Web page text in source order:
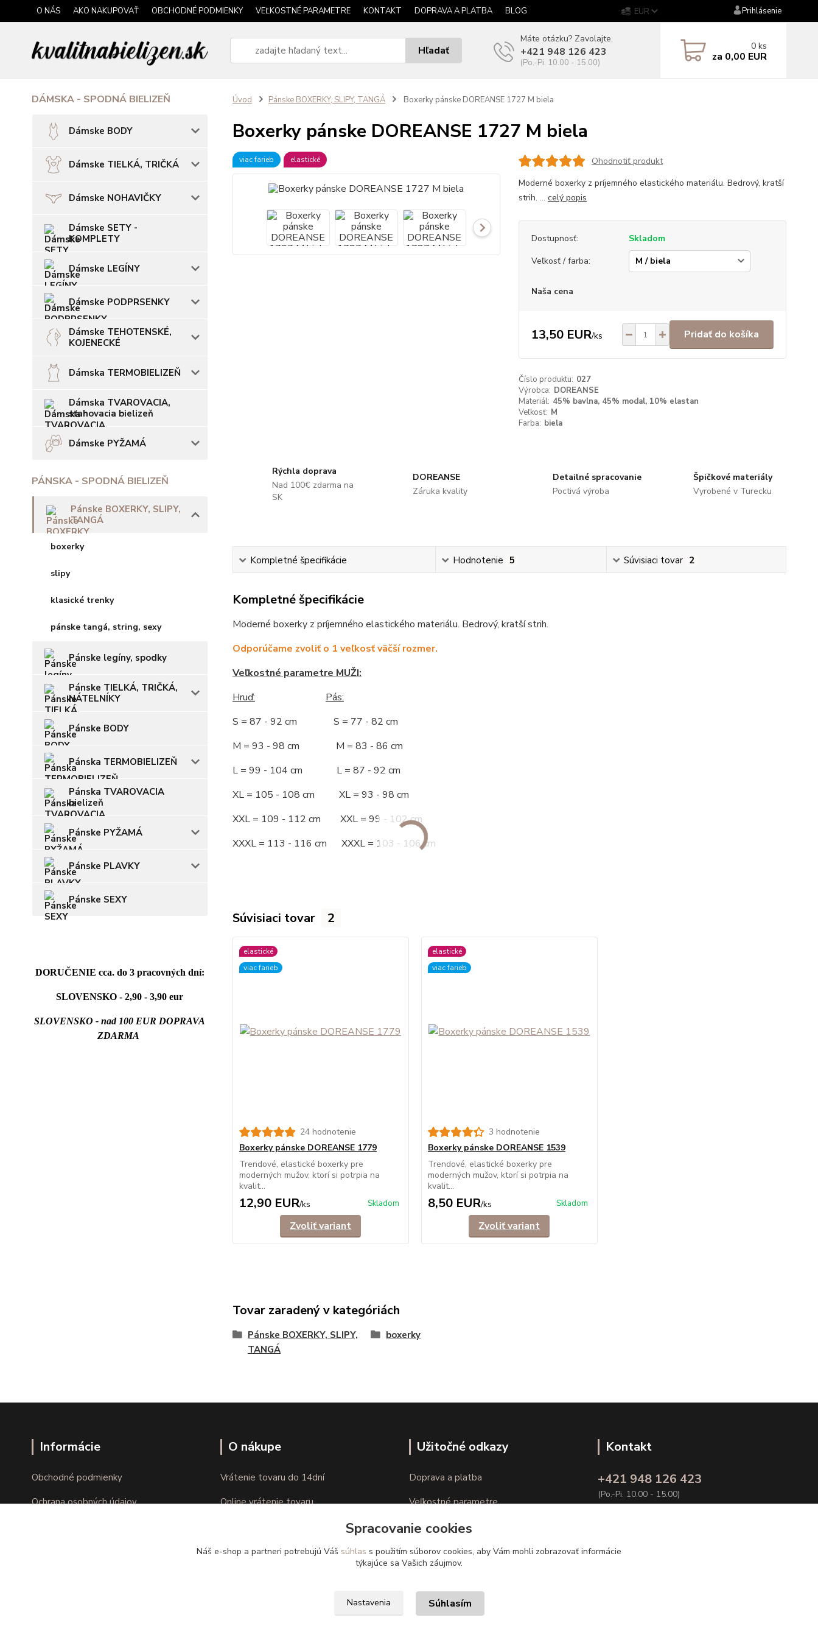
O NÁS AKO NAKUPOVAŤ OBCHODNÉ PODMIENKY VEĽKOSTNÉ PARAMETRE KONTAKT DOPRAVA A PLATBA BLOG EUR Prihlásenie
Hľadať
Máte otázku? Zavolajte.
+421 948 126 423
(Po.-Pi. 10.00 - 15.00)
0 ks
za 0,00 EUR
DÁMSKA - SPODNÁ BIELIZEŇ
Dámske BODY
Dámske TIELKÁ, TRIČKÁ
Dámske NOHAVIČKY
Dámske SETY -
KOMPLETY
Dámske LEGÍNY
Dámske PODPRSENKY
Dámske TEHOTENSKÉ,
KOJENECKÉ
Dámska TERMOBIELIZEŇ
Dámska TVAROVACIA,
sťahovacia bielizeň
Dámske PYŽAMÁ
PÁNSKA - SPODNÁ BIELIZEŇ
Pánske BOXERKY, SLIPY,
TANGÁ
boxerky
slipy
klasické trenky
pánske tangá, string, sexy
Pánske legíny, spodky
Pánske TIELKÁ, TRIČKÁ,
NÁTELNÍKY
Pánske BODY
Pánska TERMOBIELIZEŇ
Pánska TVAROVACIA
bielizeň
Pánske PYŽAMÁ
Pánske PLAVKY
Pánske SEXY
DORUČENIE cca. do 3 pracovných dní:
SLOVENSKO - 2,90 - 3,90 eur
SLOVENSKO - nad 100 EUR DOPRAVA
ZDARMA
Úvod Pánske BOXERKY, SLIPY, TANGÁ Boxerky pánske DOREANSE 1727 M biela
Boxerky pánske DOREANSE 1727 M biela
viac farieb elastické
Ohodnotiť produkt
Moderné boxerky z príjemného elastického materiálu. Bedrový, kratší
strih. ... celý popis
Dostupnosť:
Skladom
Veľkosť / farba:
Naša cena
13,50 EUR/ks Pridať do košíka
Číslo produktu: 027
Výrobca: DOREANSE
Materiál: 45% bavlna, 45% modal, 10% elastan
Veľkosť: M
Farba: biela
Rýchla doprava
Nad 100€ zdarma na
SK
DOREANSE
Záruka kvality
Detailné spracovanie
Poctivá výroba
Špičkové materiály
Vyrobené v Turecku
Kompletné špecifikácie Hodnotenie 5 Súvisiaci tovar 2
Kompletné špecifikácie
Moderné boxerky z príjemného elastického materiálu. Bedrový, kratší strih.
Odporúčame zvoliť o 1 veľkosť väčší rozmer.
Veľkostné parametre MUŽI:
Hruď:
Pás:
S = 87 - 92 cm S = 77 - 82 cm
M = 93 - 98 cm M = 83 - 86 cm
L = 99 - 104 cm L = 87 - 92 cm
XL = 105 - 108 cm XL = 93 - 98 cm
XXL = 109 - 112 cm XXL = 99 - 102 cm
XXXL = 113 - 116 cm XXXL = 103 - 106 cm
Súvisiaci tovar 2
elastické
viac farieb
24 hodnotenie
Boxerky pánske DOREANSE 1779
Trendové, elastické boxerky pre
moderných mužov, ktorí si potrpia na
kvalit...
12,90 EUR/ks Skladom
Zvoliť variant
elastické
viac farieb
3 hodnotenie
Boxerky pánske DOREANSE 1539
Trendové, elastické boxerky pre
moderných mužov, ktorí si potrpia na
kvalit...
8,50 EUR/ks Skladom
Zvoliť variant
Tovar zaradený v kategóriách
Pánske BOXERKY, SLIPY,
TANGÁ
boxerky
Informácie
Obchodné podmienky
Ochrana osobných údajov
O nákupe
Vrátenie tovaru do 14dní
Online vrátenie tovaru
Užitočné odkazy
Doprava a platba
Veľkostné parametre
Ako nakupovať
Kontakt
+421 948 126 423
(Po.-Pi. 10.00 - 15.00)
Spracovanie cookies
Náš e-shop a partneri potrebujú Váš súhlas s použitím súborov cookies, aby Vám mohli zobrazovať informácie
týkajúce sa Vašich záujmov.
Nastavenia Súhlasím